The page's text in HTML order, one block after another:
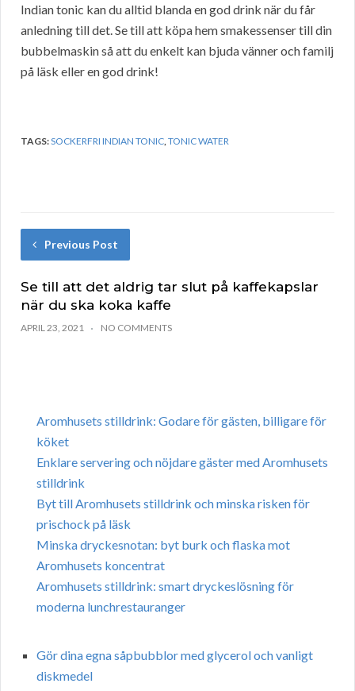
Indian tonic kan du alltid blanda en god drink när du får
anledning till det. Se till att köpa hem smakessenser till din
bubbelmaskin så att du enkelt kan bjuda vänner och familj
på läsk eller en god drink!
TAGS:SOCKERFRI INDIAN TONIC TONIC WATER
Previous Post
Se till att det aldrig tar slut på kaffekapslar
när du ska koka kaffe
APRIL 23, 2021 NO COMMENTS
Aromhusets stilldrink: Godare för gästen, billigare för
köket
Enklare servering och nöjdare gäster med Aromhusets
stilldrink
Byt till Aromhusets stilldrink och minska risken för
prischock på läsk
Minska dryckesnotan: byt burk och flaska mot
Aromhusets koncentrat
Aromhusets stilldrink: smart dryckeslösning för
moderna lunchrestauranger
Gör dina egna såpbubblor med glycerol och vanligt
diskmedel